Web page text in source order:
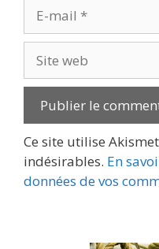
mail
web
Ce site utilise
indésirables. En
données de vos